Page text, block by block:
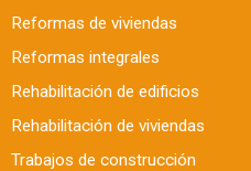
Reformas de viviendas
Reformas integrales
Rehabilitación de edificios
Rehabilitación de viviendas
Trabajos de construcción